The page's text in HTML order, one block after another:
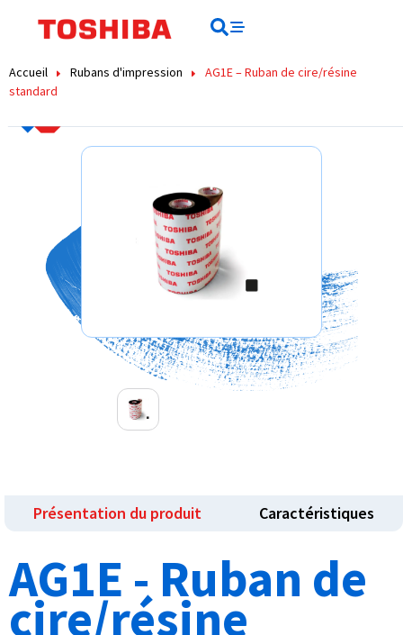
principal
Accueil Rubans d'impression
AG1E – Ruban de cire/résine
standard
Présentation du produit Caractéristiques
AG1E - Ruban de
cire/résine